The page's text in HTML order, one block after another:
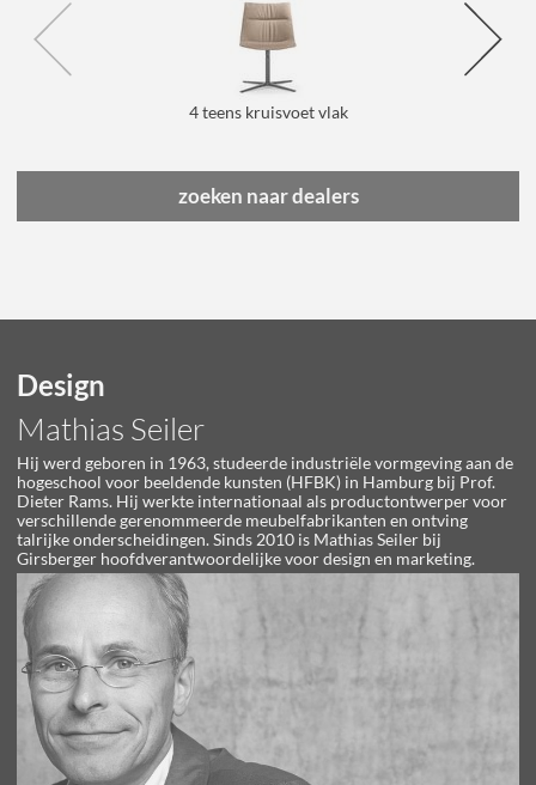
4 teens kruisvoet vlak
zoeken naar dealers
Design
Mathias Seiler
Hij werd geboren in 1963, studeerde industriële vormgeving aan de
hogeschool voor beeldende kunsten (HFBK) in Hamburg bij Prof.
Dieter Rams. Hij werkte internationaal als productontwerper voor
verschillende gerenommeerde meubelfabrikanten en ontving
talrijke onderscheidingen. Sinds 2010 is Mathias Seiler bij
Girsberger hoofdverantwoordelijke voor design en marketing.